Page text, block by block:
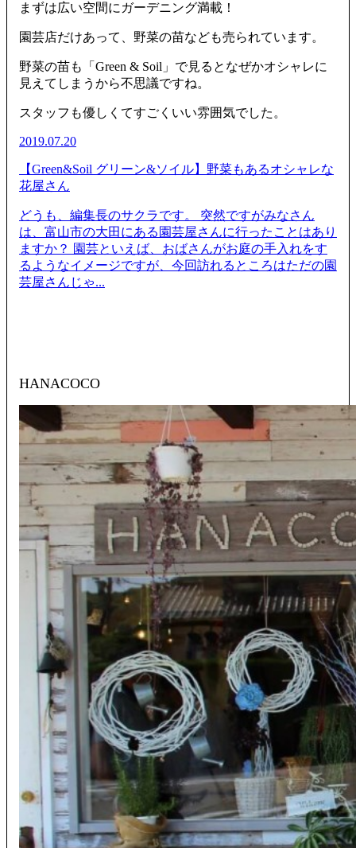
まずは広い空間にガーデニング満載！
園芸店だけあって、野菜の苗なども売られています。
野菜の苗も「Green & Soil」で見るとなぜかオシャレに
見えてしまうから不思議ですね。
スタッフも優しくてすごくいい雰囲気でした。
2019.07.20
【Green&Soil グリーン&ソイル】野菜もあるオシャレな
花屋さん
どうも、編集長のサクラです。 突然ですがみなさん
は、富山市の大田にある園芸屋さんに行ったことはあり
ますか？ 園芸といえば、おばさんがお庭の手入れをす
るようなイメージですが、今回訪れるところはただの園
芸屋さんじゃ...
HANACOCO